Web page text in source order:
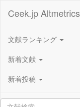
Ceek.jp
文献ランキング
新着文献
新着投稿